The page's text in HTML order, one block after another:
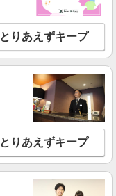
とりあえずキープ
とりあえずキープ